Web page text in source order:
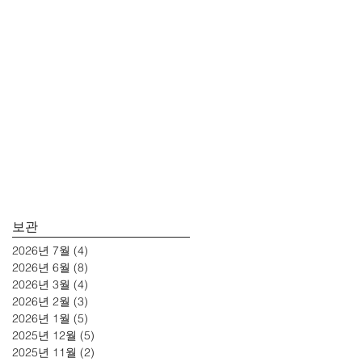
보관
2026년 7월 (4)
2026년 6월 (8)
2026년 3월 (4)
2026년 2월 (3)
2026년 1월 (5)
2025년 12월 (5)
2025년 11월 (2)